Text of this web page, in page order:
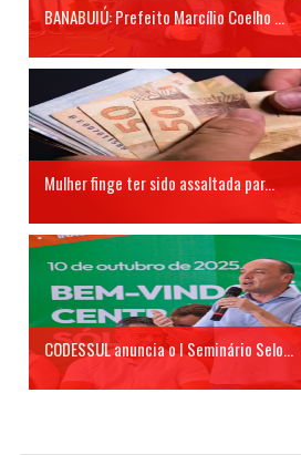
BANABUIÚ: Prefeito Marcílio Coelho ...
Mulher finge ter sido assaltada par...
CODESSUL anuncia o I Seminário Selo...